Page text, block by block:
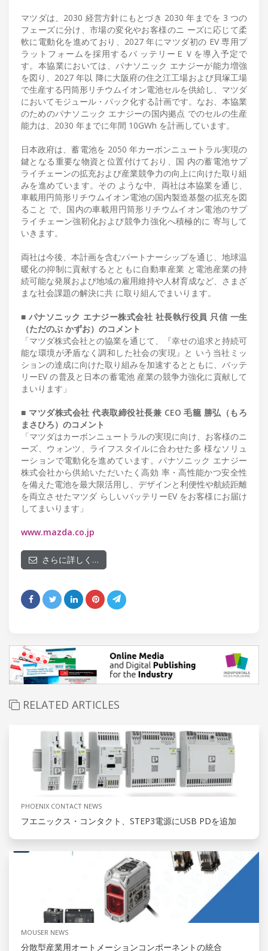
マツダは、2030 経営方針にもとづき 2030 年までを 3 つの
フェーズに分け、市場の変化やお客様のニ ーズに応じて柔
軟に電動化を進めており、2027 年にマツダ初の EV 専用プ
ラットフォームを採用するバ ッテリーＥＶを導入予定で
す。本協業においては、パナソニック エナジーが能力増強
を図り、2027 年以 降に大阪府の住之江工場および貝塚工場
で生産する円筒形リチウムイオン電池セルを供給し、マツダ
においてモジュール・パック化する計画です。なお、本協業
のためのパナソニック エナジーの国内拠点 でのセルの生産
能力は、2030 年までに年間 10GWh を計画しています。
日本政府は、蓄電池を 2050 年カーボンニュートラル実現の
鍵となる重要な物資と位置付けており、国 内の蓄電池サプ
ライチェーンの拡充および産業競争力の向上に向けた取り組
みを進めています。その ような中、両社は本協業を通じ、
車載用円筒形リチウムイオン電池の国内製造基盤の拡充を図
ること で、国内の車載用円筒形リチウムイオン電池のサプ
ライチェーン強靭化および競争力強化へ積極的に 寄与して
いきます。
両社は今後、本計画を含むパートナーシップを通じ、地球温
暖化の抑制に貢献するとともに自動車産業 と電池産業の持
続可能な発展および地域の雇用維持や人材育成など、さまざ
まな社会課題の解決に共 に取り組んでまいります。
■ パナソニック エナジー株式会社 社長執行役員 只信 一生
（ただのぶ かずお）のコメント
「マツダ株式会社との協業を通じて、『幸せの追求と持続可
能な環境が矛盾なく調和した社会の実現』と いう当社ミッ
ションの達成に向けた取り組みを加速するとともに、バッテ
リーEV の普及と日本の蓄電池 産業の競争力強化に貢献して
まいります」
■ マツダ株式会社 代表取締役社長兼 CEO 毛籠 勝弘（もろ
まさひろ）のコメント
「マツダはカーボンニュートラルの実現に向け、お客様のニ
ーズ、ウォンツ、ライフスタイルに合わせた多 様なソリュ
ーションで電動化を進めています。パナソニック エナジー
株式会社から供給いただいたく高効 率・高性能かつ安全性
を備えた電池を最大限活用し、デザインと利便性や航続距離
を両立させたマツダ らしいバッテリーEV をお客様にお届け
してまいります」
www.mazda.co.jp
さらに詳しく…
RELATED ARTICLES
PHOENIX CONTACT NEWS
フエニックス・コンタクト、STEP3電源にUSB PDを追加
MOUSER NEWS
分散型産業用オートメーションコンポーネントの統合